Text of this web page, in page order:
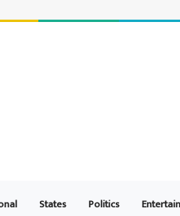
States Politics